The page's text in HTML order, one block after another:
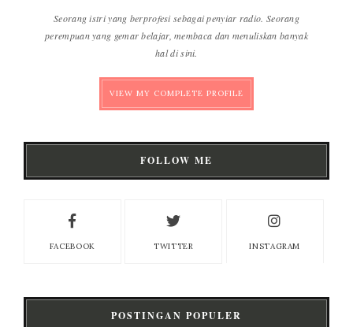
Seorang istri yang berprofesi sebagai penyiar radio. Seorang
perempuan yang gemar belajar, membaca dan menuliskan banyak
hal di sini.
VIEW MY COMPLETE PROFILE
FOLLOW ME
FACEBOOK TWITTER INSTAGRAM
POSTINGAN POPULER